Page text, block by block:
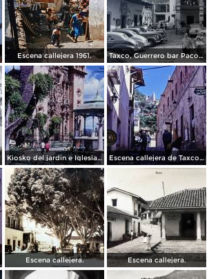
Escena callejera 1961. Taxco, Guerrero bar Paco 1950
Kiosko del jardin e Iglesia de Taxco, Guerrero 1967. Escena callejera de Taxco, Guerrero 1967.
Escena callejera. Escena callejera.